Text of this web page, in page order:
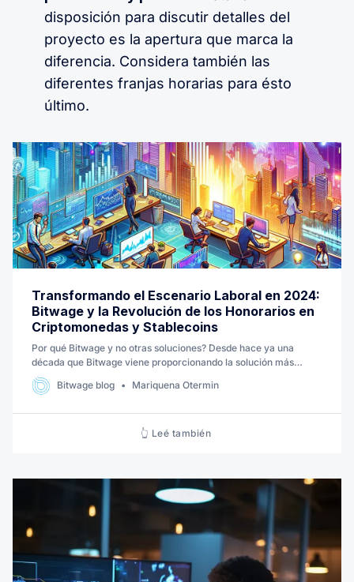
disposición para discutir detalles del
proyecto es la apertura que marca la
diferencia. Considera también las
diferentes franjas horarias para ésto
último.
Transformando el Escenario Laboral en 2024:
Bitwage y la Revolución de los Honorarios en
Criptomonedas y Stablecoins
Por qué Bitwage y no otras soluciones? Desde hace ya una
década que Bitwage viene proporcionando la solución más
completa para recibir honorarios del exterior. Bitwage te da la
libertad de elegir cómo y en dónde cobrar.
Bitwage blog Mariquena Otermin
👆 Leé también